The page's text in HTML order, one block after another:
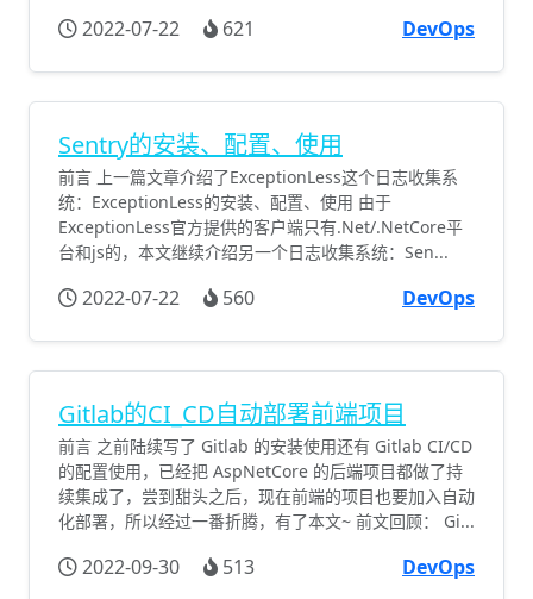
2022-07-22 621 DevOps
Sentry的安装、配置、使用
前言 上一篇文章介绍了ExceptionLess这个日志收集系
统：ExceptionLess的安装、配置、使用 由于
ExceptionLess官方提供的客户端只有.Net/.NetCore平
台和js的，本文继续介绍另一个日志收集系统：Sen...
2022-07-22 560 DevOps
Gitlab的CI_CD自动部署前端项目
前言 之前陆续写了 Gitlab 的安装使用还有 Gitlab CI/CD
的配置使用，已经把 AspNetCore 的后端项目都做了持
续集成了，尝到甜头之后，现在前端的项目也要加入自动
化部署，所以经过一番折腾，有了本文~ 前文回顾： Gi...
2022-09-30 513 DevOps